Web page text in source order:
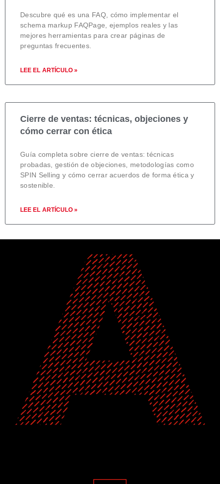
Descubre qué es una FAQ, cómo implementar el
schema markup FAQPage, ejemplos reales y las
mejores herramientas para crear páginas de
preguntas frecuentes.
LEE EL ARTÍCULO »
Cierre de ventas: técnicas, objeciones y
cómo cerrar con ética
Guía completa sobre cierre de ventas: técnicas
probadas, gestión de objeciones, metodologías como
SPIN Selling y cómo cerrar acuerdos de forma ética y
sostenible.
LEE EL ARTÍCULO »